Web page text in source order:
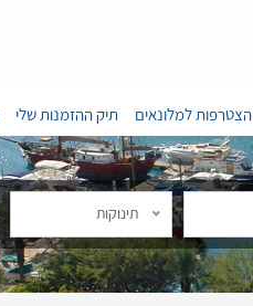
הצטרפות למלונאים תיק ההזמנות שלי
תינוקות